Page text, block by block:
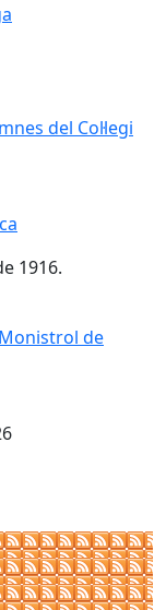
del Col·legi
del Col·legi
1916.
de